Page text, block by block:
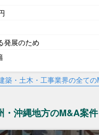
発展のため
築・土木・工事業界の全ての
・沖縄地方のM&A案件